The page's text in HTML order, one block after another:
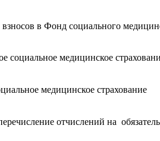
в Фонд социального
социальное медицинское
медицинское страхование
отчислений на